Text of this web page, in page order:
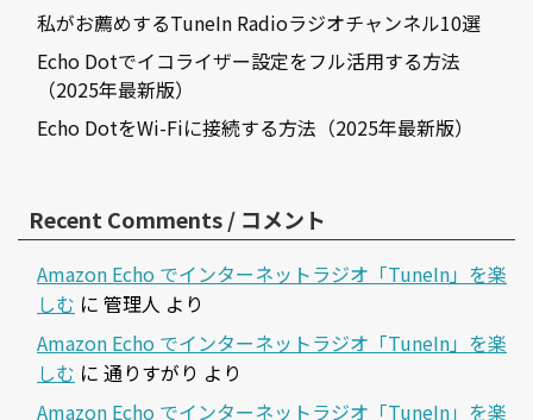
私がお薦めするTuneIn Radioラジオチャンネル10選
Echo Dotでイコライザー設定をフル活用する方法
（2025年最新版）
Echo DotをWi-Fiに接続する方法（2025年最新版）
Recent Comments / コメント
Amazon Echo でインターネットラジオ「TuneIn」を楽
しむ に 管理人 より
Amazon Echo でインターネットラジオ「TuneIn」を楽
しむ に 通りすがり より
Amazon Echo でインターネットラジオ「TuneIn」を楽